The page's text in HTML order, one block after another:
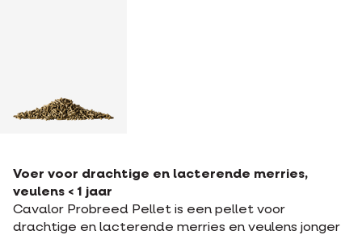
Voer voor drachtige en lacterende merries,
veulens < 1 jaar
Cavalor Probreed Pellet is een pellet voor
drachtige en lacterende merries en veulens jonger